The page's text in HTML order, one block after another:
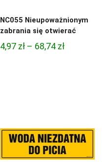
NC055 Nieupoważnionym
zabrania się otwierać
4,97 zł – 68,74 złZakres